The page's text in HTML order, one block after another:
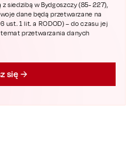
siedzibą w Bydgoszczy (85- 227),
dane będą przetwarzane na
ust. 1 lit. a RODOD) – do czasu jej
przetwarzania danych
się